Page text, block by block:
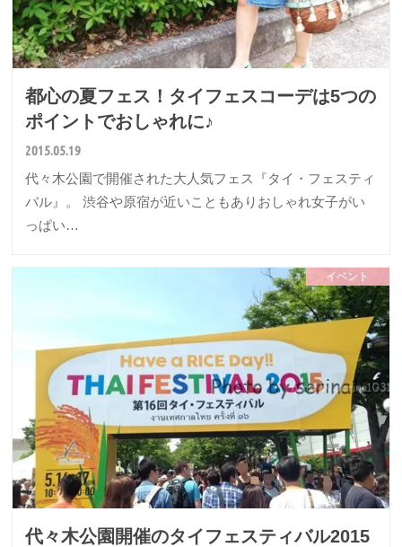
都心の夏フェス！タイフェスコーデは5つの
ポイントでおしゃれに♪
2015.05.19
代々木公園で開催された大人気フェス『タイ・フェスティ
バル』。 渋谷や原宿が近いこともありおしゃれ女子がい
っぱい…
イベント
代々木公園開催のタイフェスティバル2015